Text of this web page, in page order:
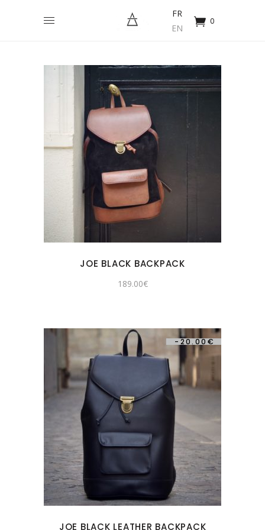
FR
EN
0
JOE BLACK BACKPACK
189.00€
-20.00€
JOE BLACK LEATHER BACKPACK